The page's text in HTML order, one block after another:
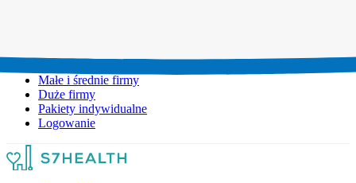
Małe i średnie firmy
Duże firmy
Pakiety indywidualne
Logowanie